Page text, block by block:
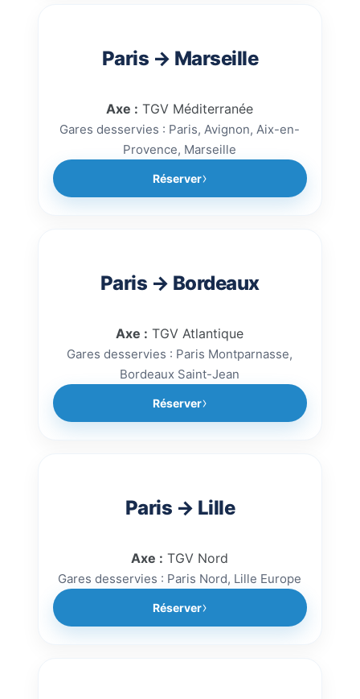
Paris → Marseille
Axe : TGV Méditerranée
Gares desservies : Paris, Avignon, Aix-en-
Provence, Marseille
Réserver
Paris → Bordeaux
Axe : TGV Atlantique
Gares desservies : Paris Montparnasse,
Bordeaux Saint-Jean
Réserver
Paris → Lille
Axe : TGV Nord
Gares desservies : Paris Nord, Lille Europe
Réserver